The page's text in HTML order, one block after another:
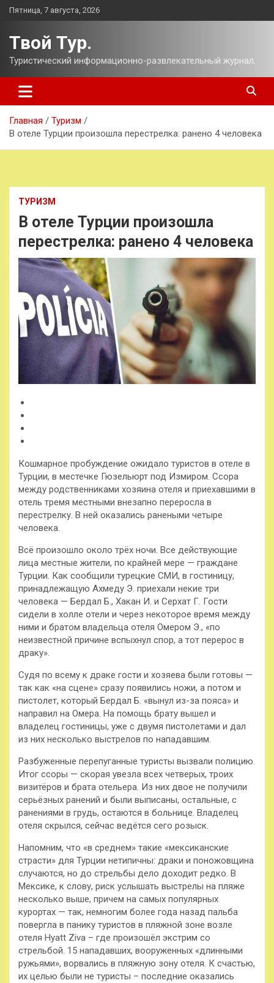
Перейти
Пятница, 7 августа, 2026
Твой Тур.
Туристический информационно-развлекательный журнал.
Главная
Туризм
В отеле Турции произошла перестрелка: ранено 4 человека
ТУРИЗМ
В отеле Турции произошла
перестрелка: ранено 4 человека
Кошмарное пробуждение ожидало туристов в отеле в
Турции, в местечке Гюзельюрт под Измиром. Ссора
между родственниками хозяина отеля и приехавшими в
отель тремя местными внезапно переросла в
перестрелку. В ней оказались ранеными четыре
человека.
Всё произошло около трёх ночи. Все действующие
лица местные жители, по крайней мере — граждане
Турции. Как сообщили турецкие СМИ, в гостиницу,
принадлежащую Ахмеду Э. приехали некие три
человека — Бердал Б., Хакан И. и Серхат Г. Гости
сидели в холле отели и через некоторое время между
ними и братом владельца отеля Омером Э., «по
неизвестной причине вспыхнул спор, а тот перерос в
драку».
Судя по всему к драке гости и хозяева были готовы —
так как «на сцене» сразу появились ножи, а потом и
пистолет, который Бердал Б. «вынул из-за пояса» и
направил на Омера. На помощь брату вышел и
владелец гостиницы, уже с двумя пистолетами и дал
из них несколько выстрелов по нападавшим.
Разбуженные перепуганные туристы вызвали полицию.
Итог ссоры — скорая увезла всех четверых, троих
визитёров и брата отельера. Из них двое не получили
серьёзных ранений и были выписаны, остальные, с
ранениями в грудь, остаются в больнице. Владелец
отеля скрылся, сейчас ведётся сего розыск.
Напомним, что «в среднем» такие «мексиканские
страсти» для Турции нетипичны: драки и поножовщина
случаются, но до стрельбы дело доходит редко. В
Мексике, к слову, риск услышать выстрелы на пляже
несколько выше, причем на самых популярных
курортах — так, немногим более года назад пальба
повергла в панику туристов в пляжной зоне возле
отеля Hyatt Ziva – где произошёл экстрим со
стрельбой. 15 нападавших, вооруженных «длинными
ружьями», ворвались в пляжную зону отеля. К счастью,
их целью были не туристы – последние оказались